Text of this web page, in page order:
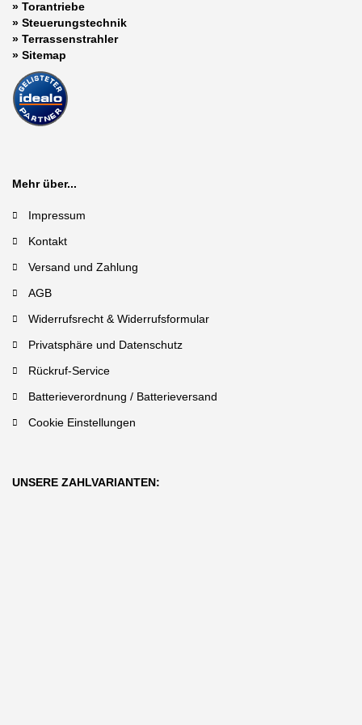
» Torantriebe
» Steuerungstechnik
» Terrassenstrahler
» Sitemap
Mehr über...
Impressum
Kontakt
Versand und Zahlung
AGB
Widerrufsrecht & Widerrufsformular
Privatsphäre und Datenschutz
Rückruf-Service
Batterieverordnung / Batterieversand
Cookie Einstellungen
UNSERE ZAHLVARIANTEN: